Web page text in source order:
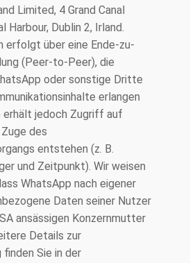
Limited, 4 Grand Canal
Harbour, Dublin 2, Irland.
erfolgt über eine Ende-zu-
(Peer-to-Peer), die
oder sonstige Dritte
erlangen
erhält jedoch Zugriff auf
des
entstehen (z. B.
und Zeitpunkt). Wir weisen
WhatsApp nach eigener
Daten seiner Nutzer
ansässigen Konzernmutter
Details zur
Sie in der